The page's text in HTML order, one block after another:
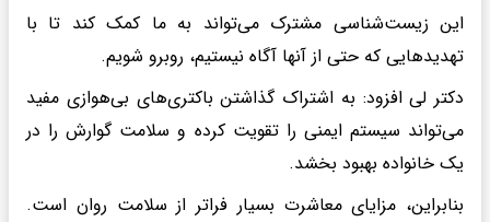
این زیست‌شناسی مشترک می‌تواند به ما کمک کند تا با
تهدیدهایی که حتی از آنها آگاه نیستیم، روبرو شویم.
دکتر لی افزود: به اشتراک گذاشتن باکتری‌های بی‌هوازی مفید
می‌تواند سیستم ایمنی را تقویت کرده و سلامت گوارش را در
یک خانواده بهبود بخشد.
بنابراین، مزایای معاشرت بسیار فراتر از سلامت روان است.